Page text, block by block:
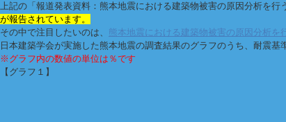
上記の「報道発表資料：熊本地震における建築物被害の原因分析を行
が報告されています。
その中で注目したいのは、 熊本地震における建築物被害の原因分析を
日本建築学会が実施した熊本地震の調査結果のグラフのうち、耐震
※グラフ内の数値の単位は％です
【グラフ１】